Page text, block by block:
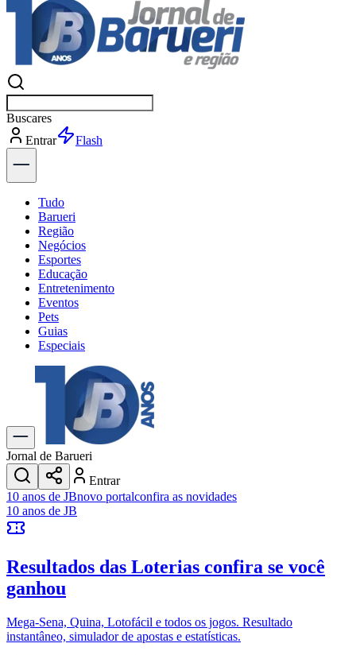
Buscarpolít
Entrar
Explorar
Tudo
Barueri
Região
Negócios
Esportes
Educação
Entretenimento
Eventos
Pets
Guias
Especiais
Explore Tudo
Últimas Notícias
Previsão do Tempo
Trânsito e Rotas
Dia a Dia & Lazer
Transportes
Gastronomia
Cinema & Shows
JogosNovo
Anuncie no Portal
Cadastrar Empresa
Divulgar Vagas
Política
Jornal de Barueri
Entrar
10 anos de JBnovo portalconfira as novidades
10 anos de JB
Resultados das Loterias confira se você
ganhou
Mega-Sena, Quina, Lotofácil e todos os jogos. Resultado
instantâneo, simulador de apostas e estatísticas.